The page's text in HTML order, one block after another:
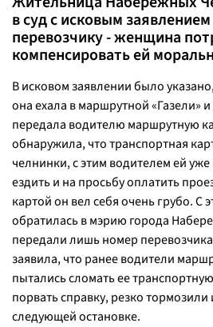
в суд с исковым
перевозчику - женщина
компенсировать ей
В исковом заявлении было
она ехала в маршрутной «Газели»
передала водителю маршрутную
обнаружила, что транспортная
челнинки, с этим водителем ей
ездить и на просьбу оплатить
картой он вел себя очень грубо. С
обратилась в мэрию города
передали лишь номер
заявила, что ранее водители
пытались сломать ее
порвать справку, резко
следующей остановке.